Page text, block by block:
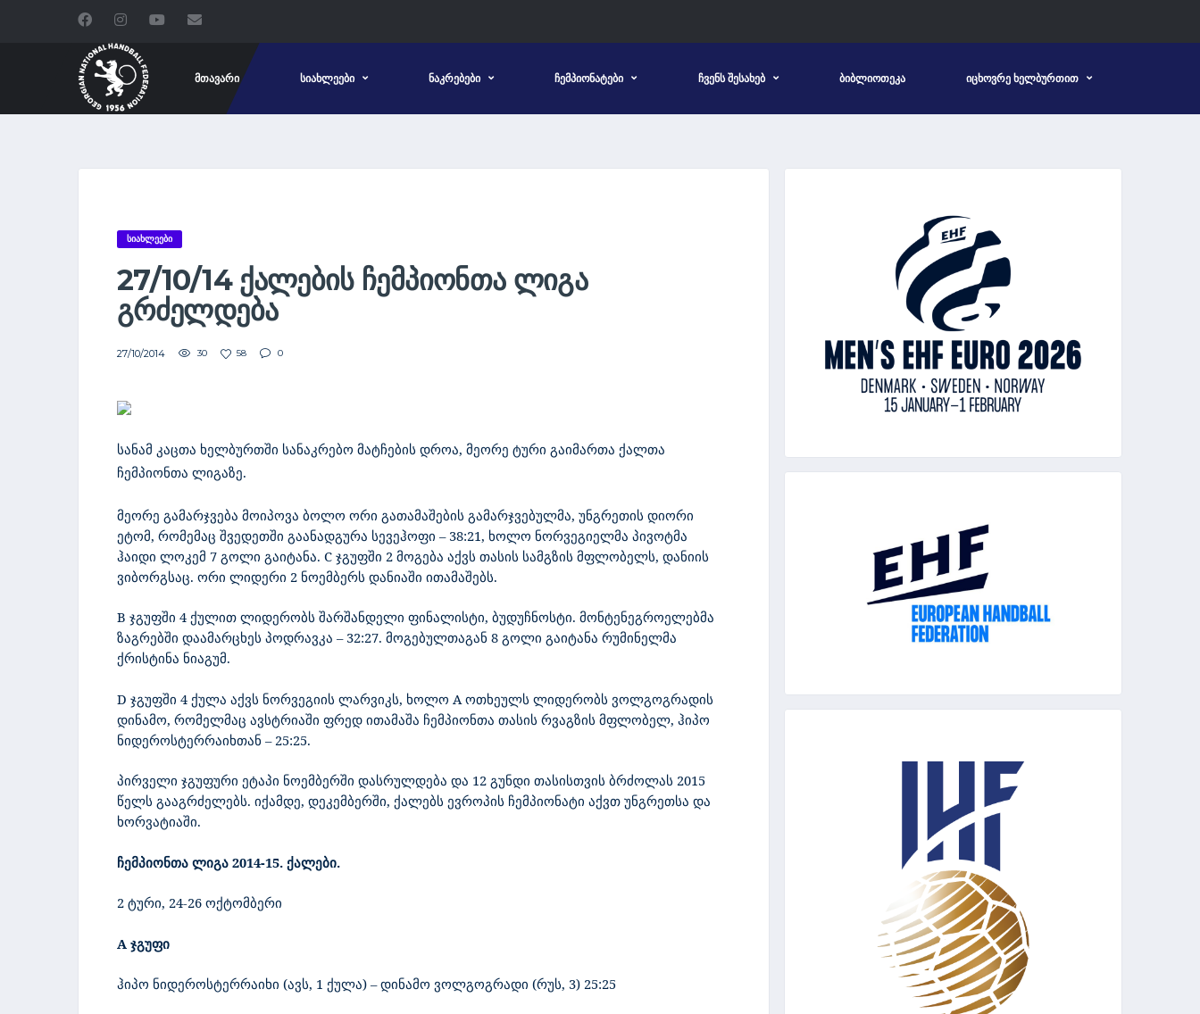
ᲛᲗᲐᲕᲐᲠᲘ ᲡᲘᲐᲮᲚᲔᲔᲑᲘ ᲜᲐᲙᲠᲔᲑᲔᲑᲘ ᲩᲔᲛᲞᲘᲝᲜᲐᲢᲔᲑᲘ ᲩᲕᲔᲜᲡ ᲨᲔᲡᲐᲮᲔᲑ ᲑᲘᲑᲚᲘᲝᲗᲔᲙᲐ ᲘᲪᲮᲝᲕᲠᲔ ᲮᲔᲚᲑᲣᲠᲗᲘᲗ
ᲡᲘᲐᲮᲚᲔᲔᲑᲘ
27/10/14 ᲥᲐᲚᲔᲑᲘᲡ ᲩᲔᲛᲞᲘᲝᲜᲗᲐ ᲚᲘᲒᲐ
ᲒᲠᲫᲔᲚᲓᲔᲑᲐ
27/10/2014 30 58 0
სანამ კაცთა ხელბურთში სანაკრებო მატჩების დროა, მეორე ტური გაიმართა ქალთა
ჩემპიონთა ლიგაზე.
მეორე გამარჯვება მოიპოვა ბოლო ორი გათამაშების გამარჯვებულმა, უნგრეთის დიორი
ეტომ, რომემაც შვედეთში გაანადგურა სევეჰოფი – 38:21, ხოლო ნორვეგიელმა პივოტმა
ჰაიდი ლოკემ 7 გოლი გაიტანა. C ჯგუფში 2 მოგება აქვს თასის სამგზის მფლობელს, დანიის
ვიბორგსაც. ორი ლიდერი 2 ნოემბერს დანიაში ითამაშებს.
B ჯგუფში 4 ქულით ლიდერობს შარშანდელი ფინალისტი, ბუდუჩნოსტი. მონტენეგროელებმა
ზაგრებში დაამარცხეს პოდრავკა – 32:27. მოგებულთაგან 8 გოლი გაიტანა რუმინელმა
ქრისტინა ნიაგუმ.
D ჯგუფში 4 ქულა აქვს ნორვეგიის ლარვიკს, ხოლო A ოთხეულს ლიდერობს ვოლგოგრადის
დინამო, რომელმაც ავსტრიაში ფრედ ითამაშა ჩემპიონთა თასის რვაგზის მფლობელ, ჰიპო
ნიდეროსტერრაიხთან – 25:25.
პირველი ჯგუფური ეტაპი ნოემბერში დასრულდება და 12 გუნდი თასისთვის ბრძოლას 2015
წელს გააგრძელებს. იქამდე, დეკემბერში, ქალებს ევროპის ჩემპიონატი აქვთ უნგრეთსა და
ხორვატიაში.
ჩემპიონთა ლიგა 2014-15. ქალები.
2 ტური, 24-26 ოქტომბერი
A ჯგუფი
ჰიპო ნიდეროსტერრაიხი (ავს, 1 ქულა) – დინამო ვოლგოგრადი (რუს, 3) 25:25